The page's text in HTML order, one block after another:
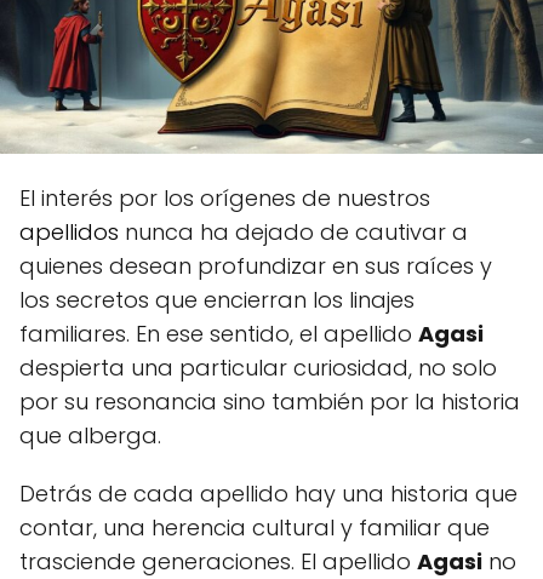
El interés por los orígenes de nuestros
apellidos nunca ha dejado de cautivar a
quienes desean profundizar en sus raíces y
los secretos que encierran los linajes
familiares. En ese sentido, el apellido Agasi
despierta una particular curiosidad, no solo
por su resonancia sino también por la historia
que alberga.
Detrás de cada apellido hay una historia que
contar, una herencia cultural y familiar que
trasciende generaciones. El apellido Agasi no